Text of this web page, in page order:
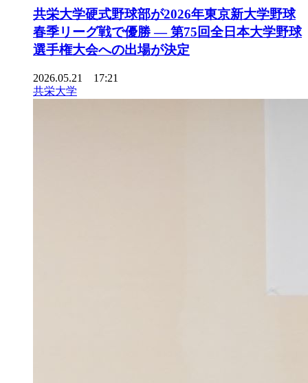
共栄大学硬式野球部が2026年東京新大学野球
春季リーグ戦で優勝 ― 第75回全日本大学野球
選手権大会への出場が決定
2026.05.21 17:21
共栄大学